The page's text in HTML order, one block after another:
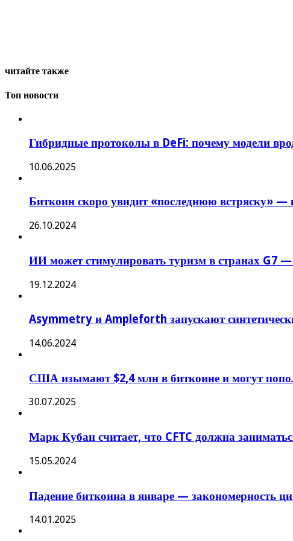
читайте также
Топ новости
Гибридные протоколы в DeFi: почему модели
10.06.2025
Биткоин скоро увидит «последнюю встряску» —
26.10.2024
ИИ может стимулировать туризм в странах G7
19.12.2024
Asymmetry и Ampleforth запускают
14.06.2024
США изымают $2,4 млн в биткоине и могут
30.07.2025
Марк Кубан считает, что CFTC должна
15.05.2024
Падение биткоина в январе — закономерность
14.01.2025